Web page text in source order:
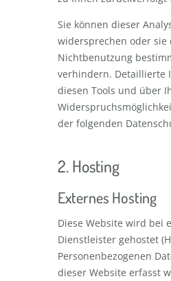
Sie können dieser
widersprechen oder sie
Nichtbenutzung
verhindern. Detaillierte
diesen Tools und über
der folgenden
2. Hosting
Externes Hosting
Diese Website wird bei
Dienstleister gehostet
Personenbezogenen
dieser Website erfasst